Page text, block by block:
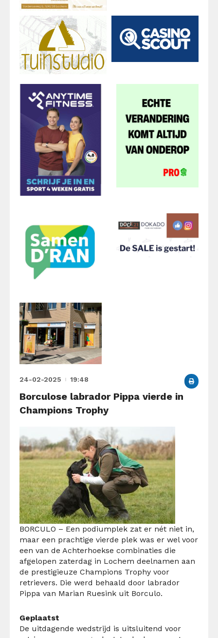
24-02-2025 19:48
Borculose labrador Pippa vierde in
Champions Trophy
BORCULO – Een podiumplek zat er nét niet in,
maar een prachtige vierde plek was er wel voor
een van de Achterhoekse combinaties die
afgelopen zaterdag in Lochem deelnamen aan
de prestigieuze Champions Trophy voor
retrievers. Die werd behaald door labrador
Pippa van Marian Ruesink uit Borculo.
Geplaatst
De uitdagende wedstrijd is uitsluitend voor